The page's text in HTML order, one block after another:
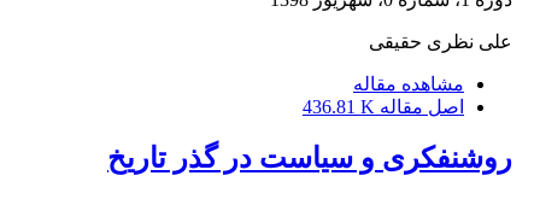
علی نظری حقیقی
مشاهده مقاله
اصل مقاله 436.81 K
روشنفکری و سیاست در گذر تاریخ